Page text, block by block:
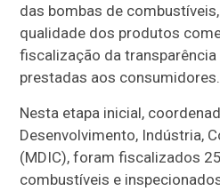
das bombas de
qualidade dos produtos
fiscalização da
prestadas aos consumidores.
Nesta etapa inicial,
Desenvolvimento, Indústria,
(MDIC), foram fiscalizados
combustíveis e